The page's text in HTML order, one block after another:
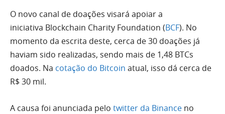
O novo canal de doações visará apoiar a
iniciativa Blockchain Charity Foundation (BCF). No
momento da escrita deste, cerca de 30 doações já
haviam sido realizadas, sendo mais de 1,48 BTCs
doados. Na cotação do Bitcoin atual, isso dá cerca de
R$ 30 mil.
A causa foi anunciada pelo twitter da Binance no